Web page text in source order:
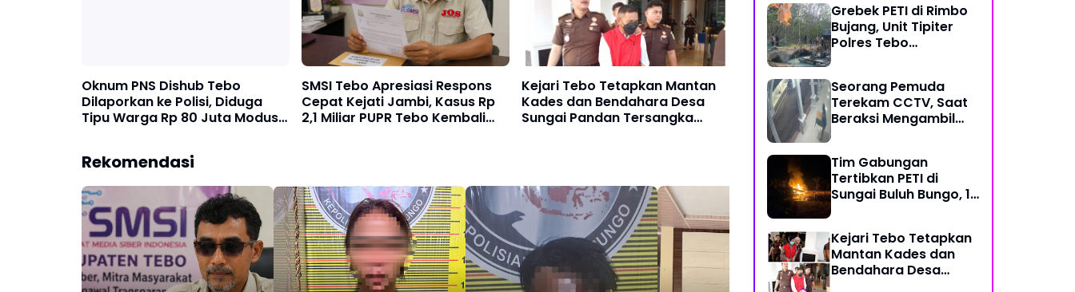
Oknum PNS Dishub Tebo
Dilaporkan ke Polisi, Diduga
Tipu Warga Rp 80 Juta Modus
SMSI Tebo Apresiasi Respons
Cepat Kejati Jambi, Kasus Rp
2,1 Miliar PUPR Tebo Kembali
Kejari Tebo Tetapkan Mantan
Kades dan Bendahara Desa
Sungai Pandan Tersangka
Rekomendasi
Ini Alasan Tersangka
Aniaya dan Keroyok
Grebek PETI di Rimbo
Bujang, Unit Tipiter
Polres Tebo
Cara Dibakar
Seorang Pemuda
Terekam CCTV, Saat
Beraksi Mengambil
Tim Gabungan
Tertibkan PETI di
Sungai Buluh Bungo, 15
Kejari Tebo Tetapkan
Mantan Kades dan
Bendahara Desa